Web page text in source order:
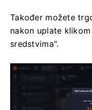
Također možete
nakon uplate
sredstvima".